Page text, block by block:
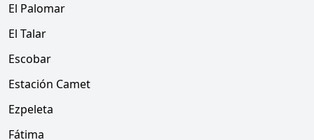
El Palomar
El Talar
Escobar
Estación Camet
Ezpeleta
Fátima